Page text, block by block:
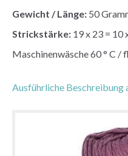
Gewicht / Länge: 50
Strickstärke: 19 x 23 = 10
Maschinenwäsche 60 ° C /
Ausführliche Beschreibung